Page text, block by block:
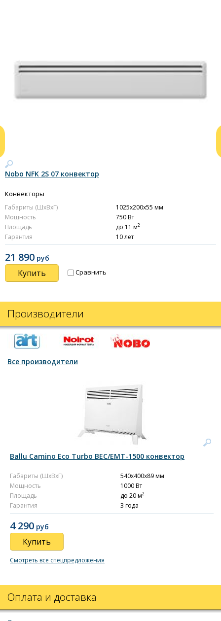
Nobo NFK 2S 07 конвектор
Конвекторы
Габариты (ШxВxГ)
1025x200x55 мм
Мощность
750 Вт
Площадь
до 11 м2
Гарантия 10 лет
21 890 руб
Купить Сравнить
Производители
Все производители
Ballu Camino Eco Turbo BEC/EMT-1500 конвектор
Габариты (ШxВxГ)
540x400x89 мм
Мощность
1000 Вт
Площадь
до 20 м2
Гарантия 3 года
4 290 руб
Купить
Смотреть все спецпредложения
Оплата и доставка